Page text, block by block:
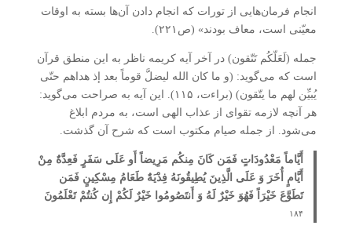
انجام فرمان‌هایی از تورات که انجام دادن آن‌ها بسته به اوقات
معیّنی است، معاف بودند» (ص۲۲۱).
جمله (لَعَلّکُم تَتّقون) در آخر آیه کریمه ناظر به این منطق قرآن
است که می‌گوید: (و ما کان الله لیضلَّ قوماً بعد إذ هداهم حتّی
یُبیِّن لهم ما یتّقون) (براءت، ۱۱۵). این آیه به صراحت می‌گوید:
هر آنچه لازمه تقوای از عذاب الهی است، به مردم ابلاغ
می‌شود. از جمله صیام مکتوب است که شرح آن گذشت.
أَیَّاماً مَعْدُودَاتٍ فَمَن کَانَ مِنکُم مَرِیضاً أَو عَلَی سَفَرٍ فَعِدَّۀٌ مِنْ
أَیَّامٍ أُخَرَ وَ عَلَی الَّذِینَ یُطِیقُونَهُ فِدْیَۀٌ طَعَامُ مِسْکِینٍ فَمَن
تَطَوَّعَ خَیْرَاً فَهُوَ خَیْرٌ لَهُ وَ أَنتَصُومُوا خَیْرٌ لَکُمْ إِن کُنتُمْ تَعْلَمُونَ
۱۸۴